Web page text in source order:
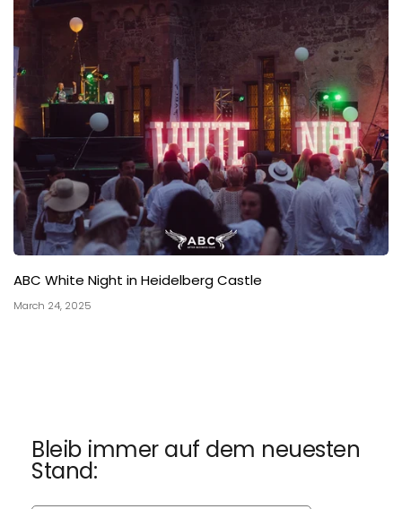
ABC White Night in Heidelberg Castle
March 24, 2025
Bleib immer auf dem neuesten
Stand: